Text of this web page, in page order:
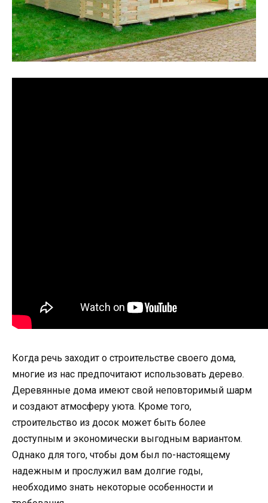
Когда речь заходит о строительстве своего дома,
многие из нас предпочитают использовать дерево.
Деревянные дома имеют свой неповторимый шарм
и создают атмосферу уюта. Кроме того,
строительство из досок может быть более
доступным и экономически выгодным вариантом.
Однако для того, чтобы дом был по-настоящему
надежным и прослужил вам долгие годы,
необходимо знать некоторые особенности и